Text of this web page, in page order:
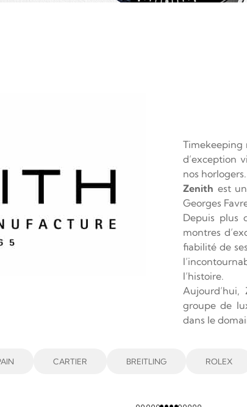
Timekeeping
d’exception
nos horlogers.
Zenith est
Georges
Depuis plus
montres
fiabilité de
l’histoire.
groupe de
dans le
CARTIER BREITLING ROLEX